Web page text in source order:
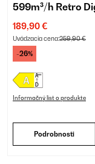
599m³/h Retro
Krémová
189,90 €
Uvádzacia cena:259,90 €
-26%
Informačný list o produkte
Podrobnosti